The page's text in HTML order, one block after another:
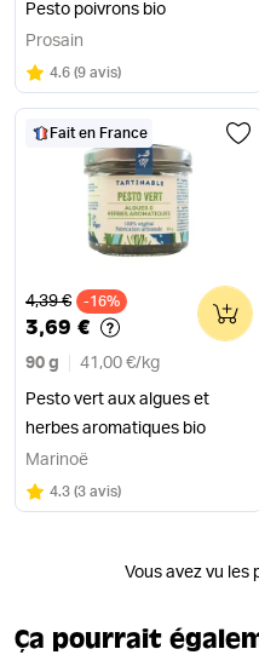
Pesto poivrons bio
Prosain
Note
4.6 sur 5
(9 avis)
Fait en France
Ancien prix
4,39 € -16%
3,69 €
90 g 41,00 €/ kg
Pesto vert aux algues et
herbes aromatiques bio
0
Marinoë
Note
4.3 sur 5
(3 avis)
Vous avez vu les
Ça pourrait